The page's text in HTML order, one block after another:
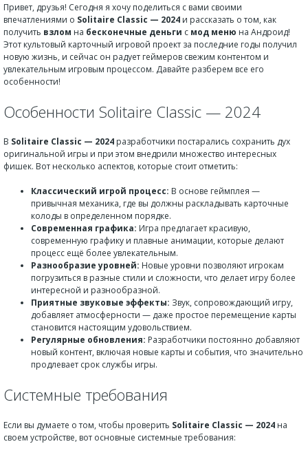
Привет, друзья! Сегодня я хочу поделиться с вами своими
впечатлениями о Solitaire Classic — 2024 и рассказать о том, как
получить взлом на бесконечные деньги с мод меню на Андроид!
Этот культовый карточный игровой проект за последние годы получил
новую жизнь, и сейчас он радует геймеров свежим контентом и
увлекательным игровым процессом. Давайте разберем все его
особенности!
Особенности Solitaire Classic — 2024
В Solitaire Classic — 2024 разработчики постарались сохранить дух
оригинальной игры и при этом внедрили множество интересных
фишек. Вот несколько аспектов, которые стоит отметить:
Классический игрой процесс: В основе геймплея —
привычная механика, где вы должны раскладывать карточные
колоды в определенном порядке.
Современная графика: Игра предлагает красивую,
современную графику и плавные анимации, которые делают
процесс ещё более увлекательным.
Разнообразие уровней: Новые уровни позволяют игрокам
погрузиться в разные стили и сложности, что делает игру более
интересной и разнообразной.
Приятные звуковые эффекты: Звук, сопровождающий игру,
добавляет атмосферности — даже простое перемещение карты
становится настоящим удовольствием.
Регулярные обновления: Разработчики постоянно добавляют
новый контент, включая новые карты и события, что значительно
продлевает срок службы игры.
Системные требования
Если вы думаете о том, чтобы проверить Solitaire Classic — 2024 на
своем устройстве, вот основные системные требования: